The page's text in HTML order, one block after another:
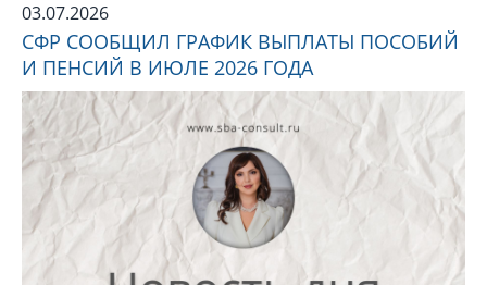
03.07.2026
СФР СООБЩИЛ ГРАФИК ВЫПЛАТЫ ПОСОБИЙ
И ПЕНСИЙ В ИЮЛЕ 2026 ГОДА